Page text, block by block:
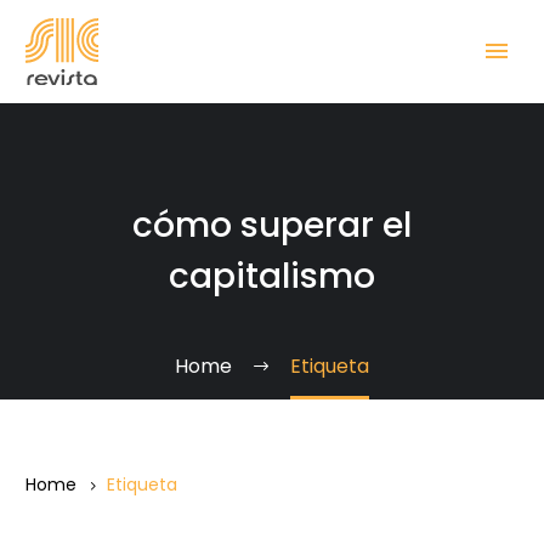
cómo superar el
capitalismo
Home Etiqueta
Home Etiqueta